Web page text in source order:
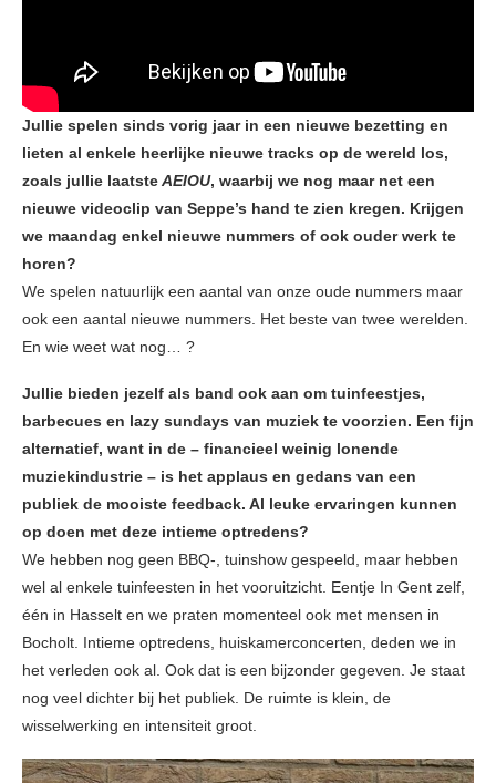
Jullie spelen sinds vorig jaar in een nieuwe bezetting en
lieten al enkele heerlijke nieuwe tracks op de wereld los,
zoals jullie laatsteAEIOU, waarbij we nog maar net een
nieuwe videoclip van Seppe’s hand te zien kregen. Krijgen
we maandag enkel nieuwe nummers of ook ouder werk te
horen?
We spelen natuurlijk een aantal van onze oude nummers maar
ook een aantal nieuwe nummers. Het beste van twee werelden.
En wie weet wat nog… ?
Jullie bieden jezelf als band ook aan om tuinfeestjes,
barbecues en lazy sundays van muziek te voorzien. Een fijn
alternatief, want in de – financieel weinig lonende
muziekindustrie – is het applaus en gedans van een
publiek de mooiste feedback. Al leuke ervaringen kunnen
op doen met deze intieme optredens?
We hebben nog geen BBQ-, tuinshow gespeeld, maar hebben
wel al enkele tuinfeesten in het vooruitzicht. Eentje In Gent zelf,
één in Hasselt en we praten momenteel ook met mensen in
Bocholt. Intieme optredens, huiskamerconcerten, deden we in
het verleden ook al. Ook dat is een bijzonder gegeven. Je staat
nog veel dichter bij het publiek. De ruimte is klein, de
wisselwerking en intensiteit groot.